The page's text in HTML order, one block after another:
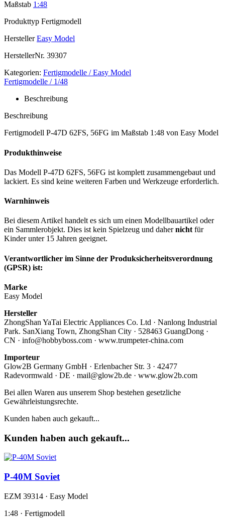
Maßstab 1:48
Produkttyp Fertigmodell
Hersteller Easy Model
HerstellerNr. 39307
Kategorien: Fertigmodelle / Easy Model
Fertigmodelle / 1/48
Beschreibung
Beschreibung
Fertigmodell P-47D 62FS, 56FG im Maßstab 1:48 von Easy Model
Produkthinweise
Das Modell P-47D 62FS, 56FG ist komplett zusammengebaut und
lackiert. Es sind keine weiteren Farben und Werkzeuge erforderlich.
Warnhinweis
Bei diesem Artikel handelt es sich um einen Modellbauartikel oder
ein Sammlerobjekt. Dies ist kein Spielzeug und dahernicht für
Kinder unter 15 Jahren geeignet.
Verantwortlicher im Sinne der Produksicherheitsverordnung
(GPSR) ist:
Marke
Easy Model
Hersteller
ZhongShan YaTai Electric Appliances Co. Ltd · Nanlong Industrial
Park. SanXiang Town, ZhongShan City · 528463 GuangDong ·
CN · info@hobbyboss.com · www.trumpeter-china.com
Importeur
Glow2B Germany GmbH · Erlenbacher Str. 3 · 42477
Radevormwald · DE · mail@glow2b.de · www.glow2b.com
Bei allen Waren aus unserem Shop bestehen gesetzliche
Gewährleistungsrechte.
Kunden haben auch gekauft...
Kunden haben auch gekauft...
P-40M Soviet
EZM 39314 · Easy Model
1:48 · Fertigmodell